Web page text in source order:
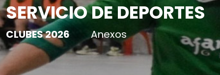
SERVICIO DE DEPORTES
CLUBES 2026 Anexos